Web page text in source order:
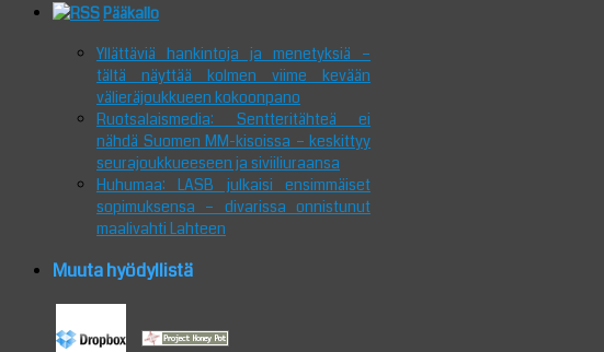
Pääkallo
Yllättäviä hankintoja ja menetyksiä –
tältä näyttää kolmen viime kevään
välieräjoukkueen kokoonpano
Ruotsalaismedia: Sentteritähteä ei
nähdä Suomen MM-kisoissa – keskittyy
seurajoukkueeseen ja siviiliuraansa
Huhumaa: LASB julkaisi ensimmäiset
sopimuksensa – divarissa onnistunut
maalivahti Lahteen
Muuta hyödyllistä